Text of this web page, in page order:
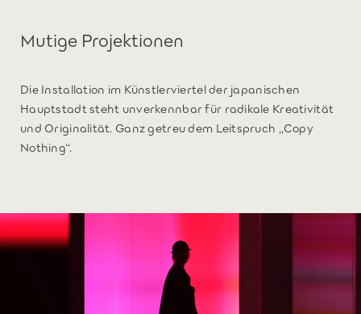
Mutige Projektionen
Die Installation im Künstlerviertel der japanischen
Hauptstadt steht unverkennbar für radikale Kreativität
und Originalität. Ganz getreu dem Leitspruch „Copy
Nothing“.